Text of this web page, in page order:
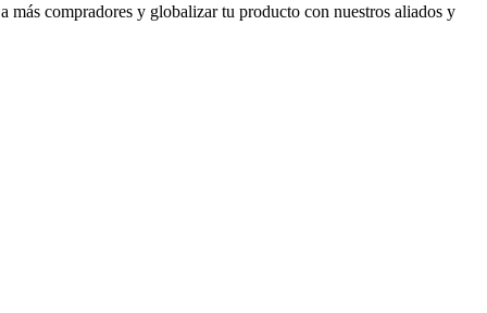
más compradores y globalizar tu producto con nuestros aliados y